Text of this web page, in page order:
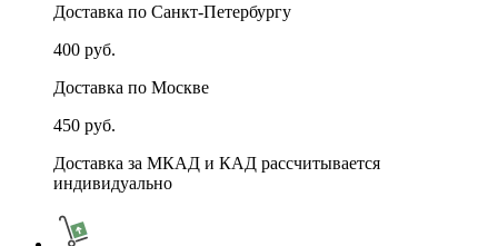
Доставка по Санкт-Петербургу
400 руб.
Доставка по Москве
450 руб.
Доставка за МКАД и КАД рассчитывается
индивидуально